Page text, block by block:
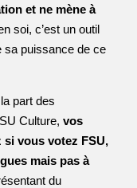
et ne mène à
soi, c’est un outil
sa puissance de ce
part des
Culture, vos
si vous votez FSU,
mais pas à
du